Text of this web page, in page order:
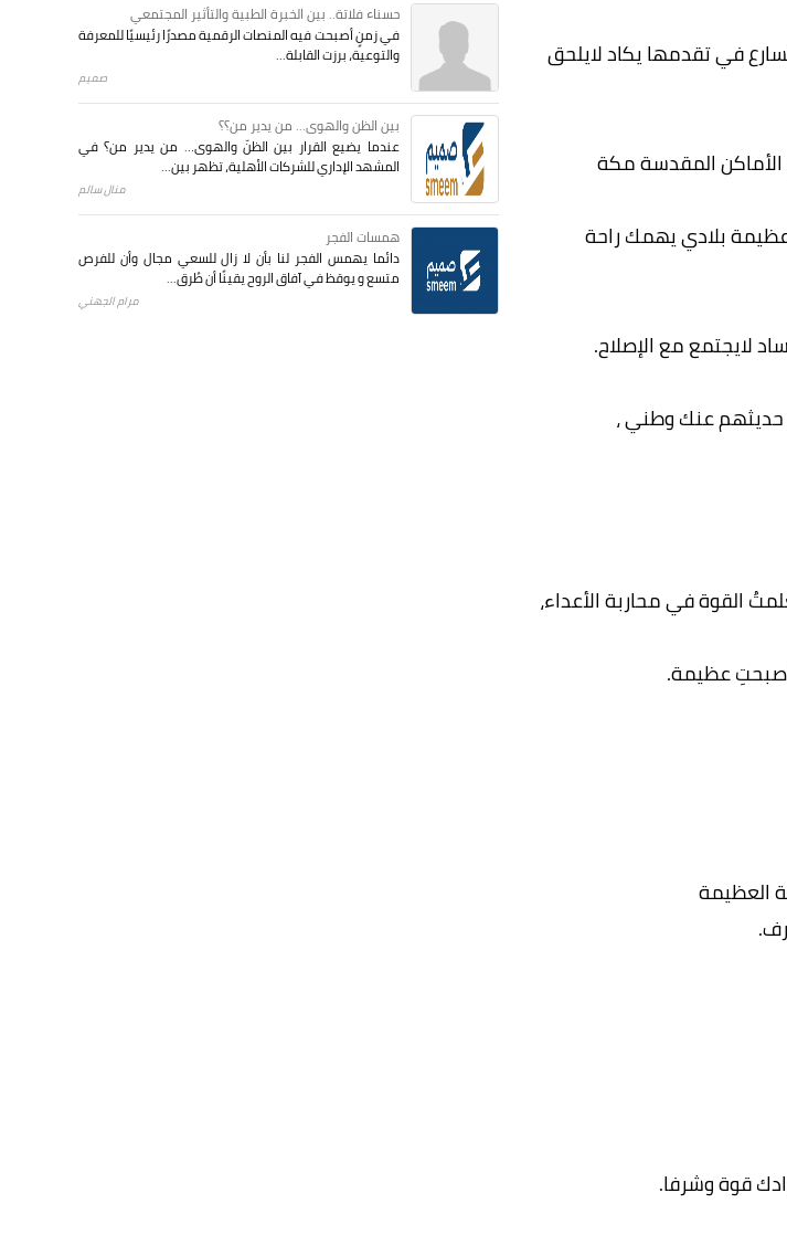
في تقدمها يكاد لايلحق
الأماكن المقدسة مكة
بلادي يهمك راحة
لايجتمع مع الإصلاح.
حديثهم عنك وطني ،
القوة في محاربة الأعداء،
عظيمة.
العظيمة
قوة وشرفا.
حسناء فلاتة.. بين الخبرة الطبية والتأثير المجتمعي
في زمنٍ أصبحت فيه المنصات الرقمية مصدرًا رئيسيًا للمعرفة
والتوعية، برزت القابلة...
صميم
بين الظن والهوى... من يدير من؟؟
عندما يضيع القرار بين الظنّ والهوى… من يدير من؟ في
المشهد الإداري للشركات الأهلية، تظهر بين...
منال سالم
همسات الفجر
دائما يهمس الفجر لنا بأن لا زال للسعي مجال وأن للفرص
متسع و يوقظ في آفاق الروح يقينًا أن طُرق...
مرام الجهني